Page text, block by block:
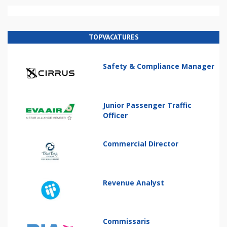
TOPVACATURES
Safety & Compliance Manager
Junior Passenger Traffic
Officer
Commercial Director
Revenue Analyst
Commissaris